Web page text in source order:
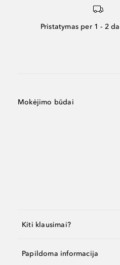
Pristatymas per 1 - 2
Mokėjimo būdai
Kiti klausimai?
Papildoma informacija